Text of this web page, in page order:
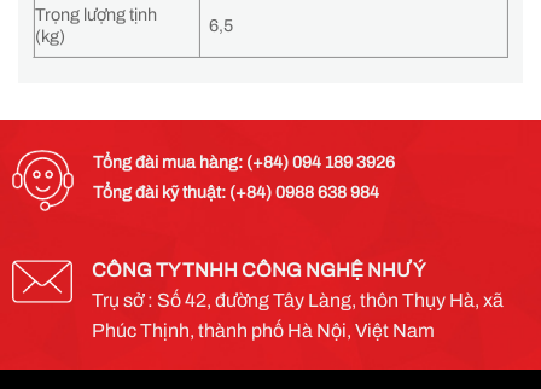
Trọng lượng tịnh
(kg)
6,5
Tổng đài mua hàng: (+84) 094 189 3926
Tổng đài kỹ thuật: (+84) 0988 638 984
CÔNG TY TNHH CÔNG NGHỆ NHƯ Ý
Trụ sở : Số 42, đường Tây Làng, thôn Thụy Hà, xã
Phúc Thịnh, thành phố Hà Nội, Việt Nam